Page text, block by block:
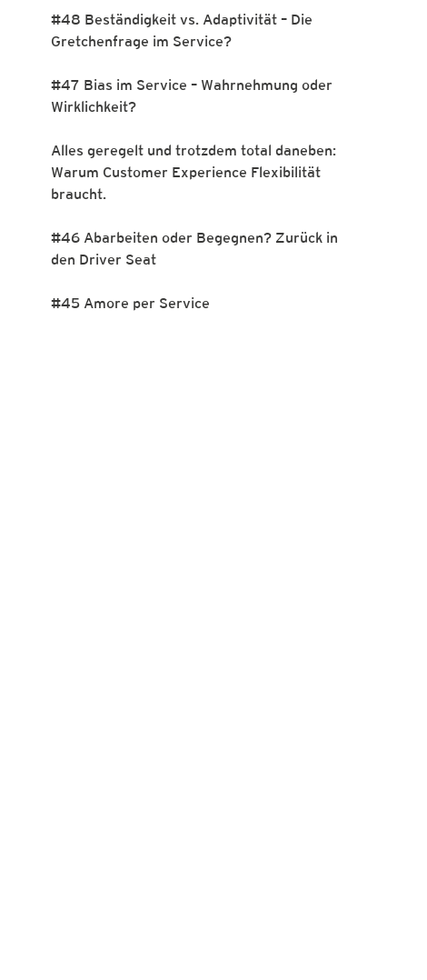
#48 Beständigkeit vs. Adaptivität – Die
Gretchenfrage im Service?
#47 Bias im Service – Wahrnehmung oder
Wirklichkeit?
Alles geregelt und trotzdem total daneben:
Warum Customer Experience Flexibilität
braucht.
#46 Abarbeiten oder Begegnen? Zurück in
den Driver Seat
#45 Amore per Service